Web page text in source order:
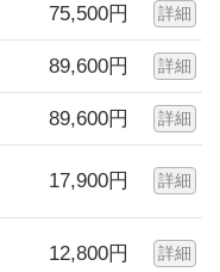
75,500円 詳細
89,600円 詳細
89,600円 詳細
17,900円 詳細
12,800円 詳細